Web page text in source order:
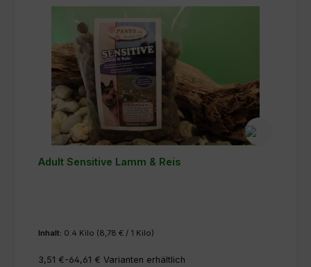
Adult Sensitive Lamm & Reis
Inhalt: 0.4 Kilo (8,78 € / 1 Kilo)
3,51 €-64,61 € Varianten erhältlich